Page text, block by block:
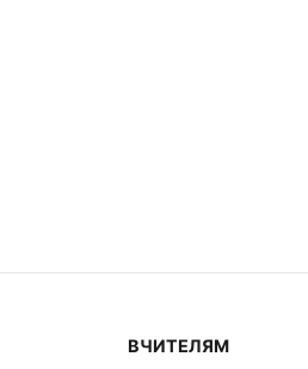
ВЧИТЕЛЯМ